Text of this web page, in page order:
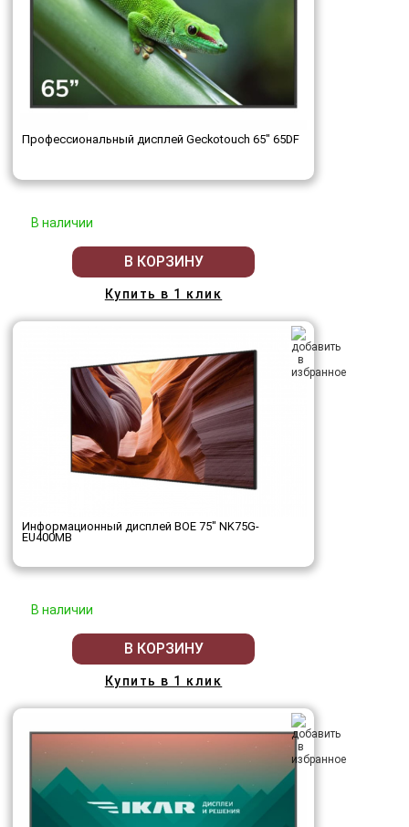
Профессиональный дисплей Geckotouch 65" 65DF
В наличии
В КОРЗИНУ
Купить в 1 клик
Информационный дисплей BOE 75" NK75G-
EU400MB
В наличии
В КОРЗИНУ
Купить в 1 клик